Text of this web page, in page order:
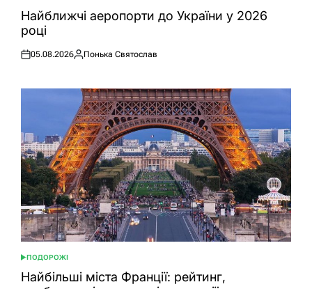
УНайближчі аеропорти до України у 2026
році
Оприлюднено
05.08.2026
Опубліковано
Понька Святослав
ОПУБЛІКУВАТИ
У
ПОДОРОЖІ
Найбільші міста Франції: рейтинг,